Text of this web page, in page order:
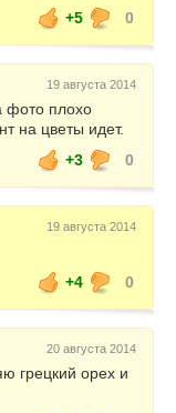
+5
0
19 августа 2014
фото плохо
на цветы идет.
+3
0
19 августа 2014
+4
0
20 августа 2014
грецкий орех и